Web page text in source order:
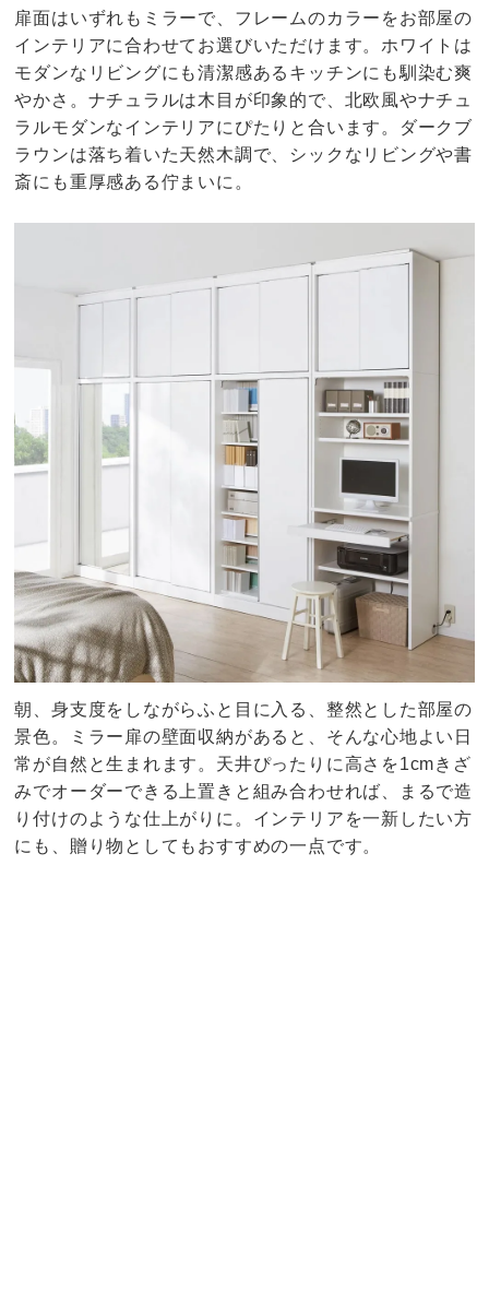
扉面はいずれもミラーで、フレームのカラーをお部屋の
インテリアに合わせてお選びいただけます。ホワイトは
モダンなリビングにも清潔感あるキッチンにも馴染む爽
やかさ。ナチュラルは木目が印象的で、北欧風やナチュ
ラルモダンなインテリアにぴたりと合います。ダークブ
ラウンは落ち着いた天然木調で、シックなリビングや書
斎にも重厚感ある佇まいに。
朝、身支度をしながらふと目に入る、整然とした部屋の
景色。ミラー扉の壁面収納があると、そんな心地よい日
常が自然と生まれます。天井ぴったりに高さを1cmきざ
みでオーダーできる上置きと組み合わせれば、まるで造
り付けのような仕上がりに。インテリアを一新したい方
にも、贈り物としてもおすすめの一点です。